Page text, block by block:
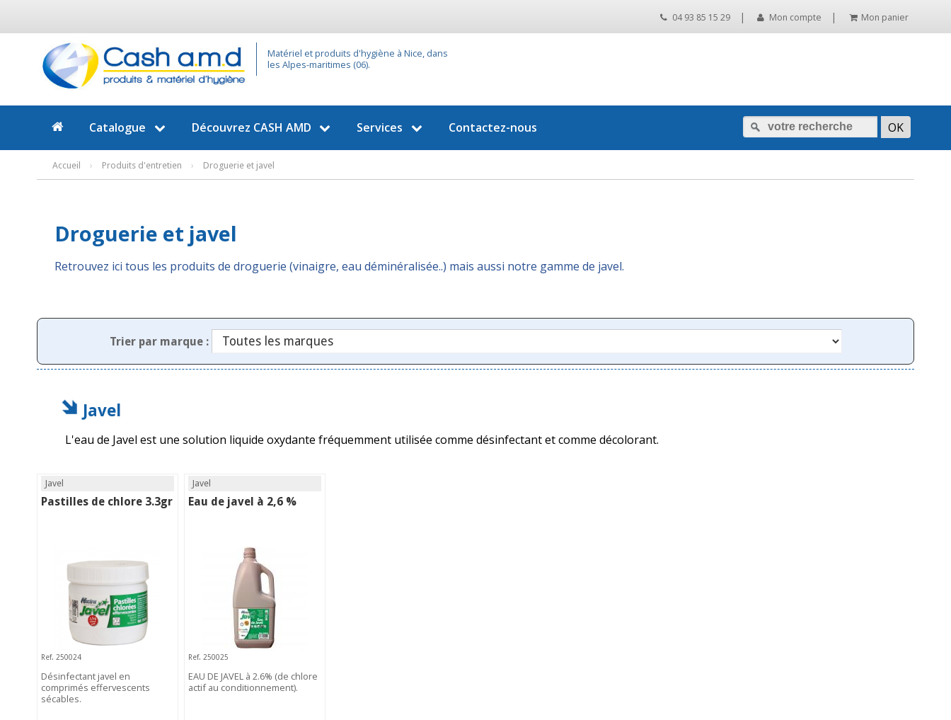
04 93 85 15 29 | Mon compte | Mon panier
Matériel et produits d'hygiène à Nice, dans
les Alpes-maritimes (06).
Catalogue Découvrez CASH AMD Services Contactez-nous
Accueil › Produits d'entretien › Droguerie et javel
Droguerie et javel
Retrouvez ici tous les produits de droguerie (vinaigre, eau déminéralisée..) mais aussi notre gamme de javel.
Trier par marque :
Javel
L'eau de Javel est une solution liquide oxydante fréquemment utilisée comme désinfectant et comme décolorant.
Javel
Pastilles de chlore 3.3gr
Ref. 250024
Désinfectant javel en
comprimés effervescents
sécables.
Javel
Eau de javel à 2,6 %
Ref. 250025
EAU DE JAVEL à 2.6% (de chlore
actif au conditionnement).